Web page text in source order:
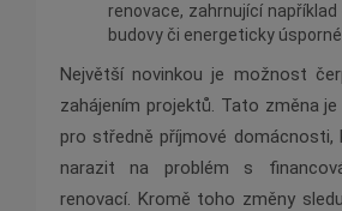
renovace, zahrnující
budovy či energeticky
Největší novinkou je možnost
zahájením projektů. Tato změna
pro středně příjmové domácnosti,
narazit na problém s
renovací. Kromě toho změny